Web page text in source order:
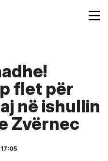
flet për
në ishullin
Zvërnec